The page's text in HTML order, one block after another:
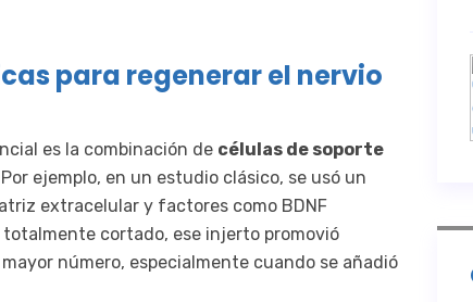
para regenerar el nervio
es la combinación de células de soporte
ejemplo, en un estudio clásico, se usó un
extracelular y factores como BDNF
cortado, ese injerto promovió
número, especialmente cuando se añadió